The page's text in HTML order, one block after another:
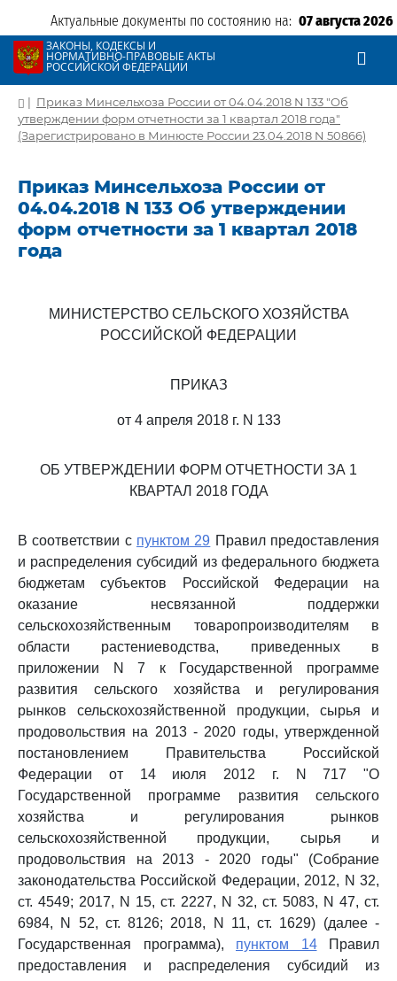
Актуальные документы по состоянию на: 07 августа 2026
ЗАКОНЫ, КОДЕКСЫ И
НОРМАТИВНО-ПРАВОВЫЕ АКТЫ
РОССИЙСКОЙ ФЕДЕРАЦИИ
| Приказ Минсельхоза России от 04.04.2018 N 133 "Об
утверждении форм отчетности за 1 квартал 2018 года"
(Зарегистрировано в Минюсте России 23.04.2018 N 50866)
Приказ Минсельхоза России от
04.04.2018 N 133 Об утверждении
форм отчетности за 1 квартал 2018
года
МИНИСТЕРСТВО СЕЛЬСКОГО ХОЗЯЙСТВА
РОССИЙСКОЙ ФЕДЕРАЦИИ
ПРИКАЗ
от 4 апреля 2018 г. N 133
ОБ УТВЕРЖДЕНИИ ФОРМ ОТЧЕТНОСТИ ЗА 1
КВАРТАЛ 2018 ГОДА
В соответствии с пунктом 29 Правил предоставления
и распределения субсидий из федерального бюджета
бюджетам субъектов Российской Федерации на
оказание несвязанной поддержки
сельскохозяйственным товаропроизводителям в
области растениеводства, приведенных в
приложении N 7 к Государственной программе
развития сельского хозяйства и регулирования
рынков сельскохозяйственной продукции, сырья и
продовольствия на 2013 - 2020 годы, утвержденной
постановлением Правительства Российской
Федерации от 14 июля 2012 г. N 717 "О
Государственной программе развития сельского
хозяйства и регулирования рынков
сельскохозяйственной продукции, сырья и
продовольствия на 2013 - 2020 годы" (Собрание
законодательства Российской Федерации, 2012, N 32,
ст. 4549; 2017, N 15, ст. 2227, N 32, ст. 5083, N 47, ст.
6984, N 52, ст. 8126; 2018, N 11, ст. 1629) (далее -
Государственная программа), пунктом 14Правил
предоставления и распределения субсидий из